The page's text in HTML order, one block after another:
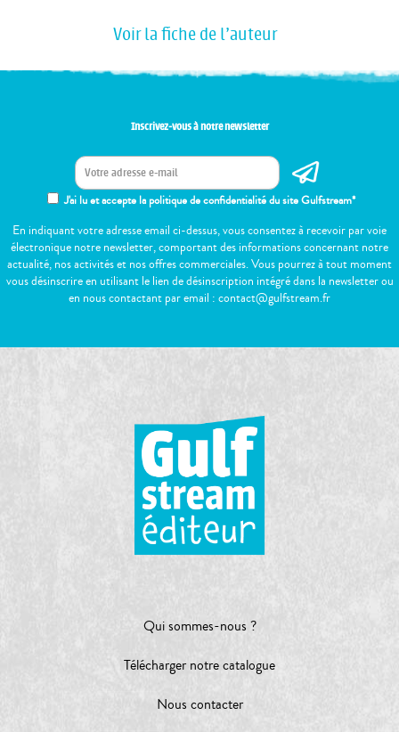
Voir la fiche de l'auteur
Inscrivez-vous à notre newsletter
J'ai lu et accepte la politique de confidentialité du site Gulfstream*
En indiquant votre adresse email ci-dessus, vous consentez à recevoir par voie
électronique notre newsletter, comportant des informations concernant notre
actualité, nos activités et nos offres commerciales. Vous pourrez à tout moment
vous désinscrire en utilisant le lien de désinscription intégré dans la newsletter ou
en nous contactant par email : contact@gulfstream.fr
Qui sommes-nous ?
Télécharger notre catalogue
Nous contacter